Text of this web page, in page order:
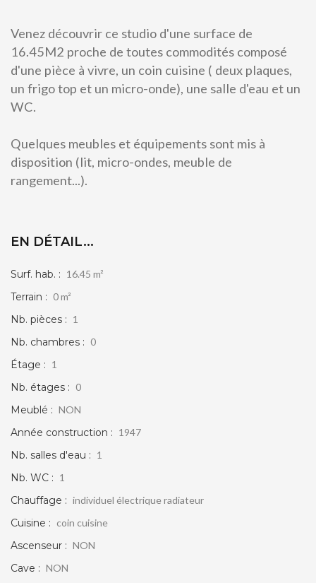
Venez découvrir ce studio d'une surface de
16.45M2 proche de toutes commodités composé
d'une pièce à vivre, un coin cuisine ( deux plaques,
un frigo top et un micro-onde), une salle d'eau et un
WC.
Quelques meubles et équipements sont mis à
disposition (lit, micro-ondes, meuble de
rangement...).
EN DÉTAIL...
Surf. hab. : 16.45 m²
Terrain : 0 m²
Nb. pièces : 1
Nb. chambres : 0
Étage : 1
Nb. étages : 0
Meublé : NON
Année construction : 1947
Nb. salles d'eau : 1
Nb. WC : 1
Chauffage : individuel électrique radiateur
Cuisine : coin cuisine
Ascenseur : NON
Cave : NON